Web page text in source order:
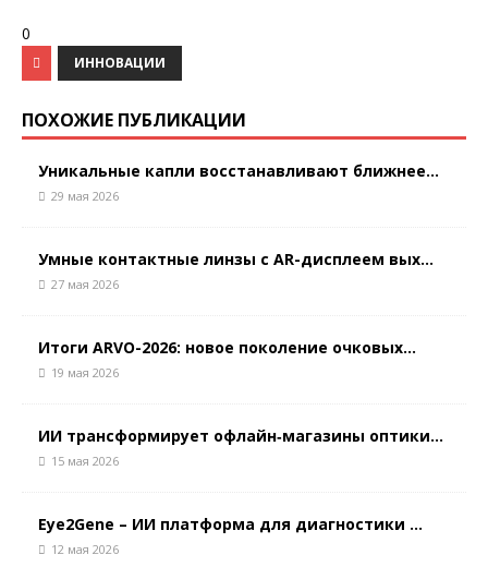
0
ИННОВАЦИИ
ПОХОЖИЕ ПУБЛИКАЦИИ
Уникальные капли восстанавливают ближнее...
29 мая 2026
Умные контактные линзы с AR-дисплеем вых...
27 мая 2026
Итоги ARVO-2026: новое поколение очковых...
19 мая 2026
ИИ трансформирует офлайн‑магазины оптики...
15 мая 2026
Eye2Gene – ИИ платформа для диагностики ...
12 мая 2026